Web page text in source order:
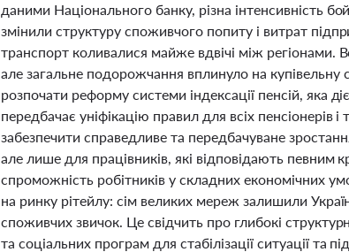
даними Національного банку, різна інтенсивність
змінили структуру споживчого попиту і витрат
транспорт коливалися майже вдвічі між регіонами.
але загальне подорожчання вплинуло на
розпочати реформу системи індексації пенсій, яка
передбачає уніфікацію правил для всіх пенсіонерів
забезпечити справедливе та передбачуване
але лише для працівників, які відповідають певним
спроможність робітників у складних економічних
на ринку рітейлу: сім великих мереж залишили
споживчих звичок. Це свідчить про глибокі
та соціальних програм для стабілізації ситуації та